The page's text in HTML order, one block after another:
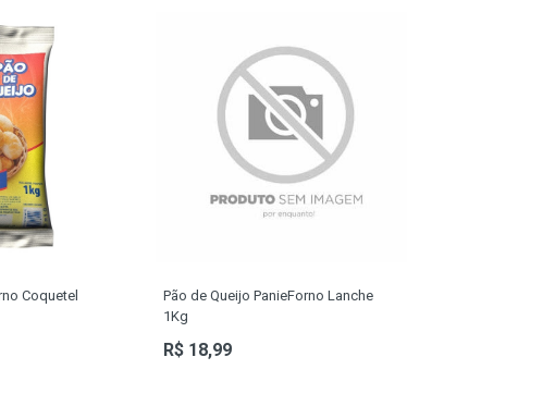
Coquetel
Pão de Queijo PanieForno Lanche
1Kg
R$ 18,99